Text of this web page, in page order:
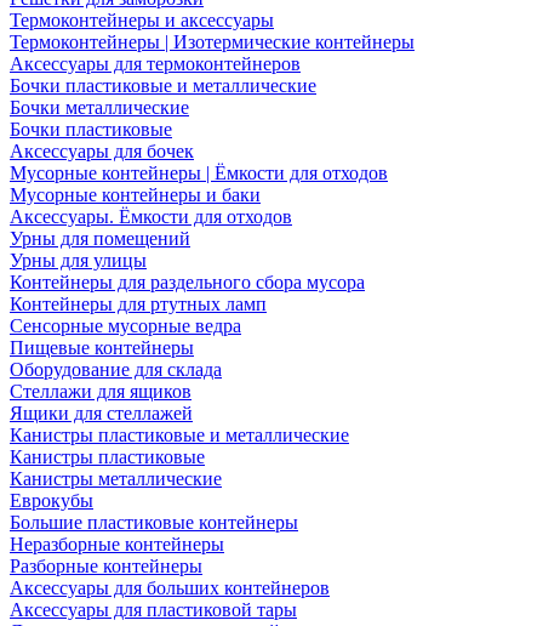
Термоконтейнеры и аксессуары
Термоконтейнеры | Изотермические контейнеры
Аксессуары для термоконтейнеров
Бочки пластиковые и металлические
Бочки металлические
Бочки пластиковые
Аксессуары для бочек
Мусорные контейнеры | Ёмкости для отходов
Мусорные контейнеры и баки
Аксессуары. Ёмкости для отходов
Урны для помещений
Урны для улицы
Контейнеры для раздельного сбора мусора
Контейнеры для ртутных ламп
Сенсорные мусорные ведра
Пищевые контейнеры
Оборудование для склада
Стеллажи для ящиков
Ящики для стеллажей
Канистры пластиковые и металлические
Канистры пластиковые
Канистры металлические
Еврокубы
Большие пластиковые контейнеры
Неразборные контейнеры
Разборные контейнеры
Аксессуары для больших контейнеров
Аксессуары для пластиковой тары